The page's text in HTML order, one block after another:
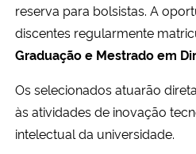
Ministério do Turismo
Ministério do Desenvolvimento Regional
reserva para bolsistas. A
discentes regularmente
Graduação e Mestrado em
Os selecionados atuarão
às atividades de inovação
intelectual da universidade.